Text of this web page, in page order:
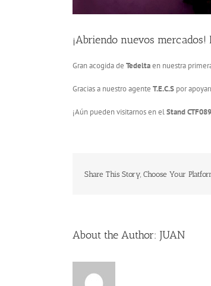
¡Abriendo nuevos
Gran acogida de Tedeltaen nuestra
Gracias a nuestro agente T.E.C.S por
¡Aún pueden visitarnos en elStand
Share This Story, Choose Your
About the Author: JUAN